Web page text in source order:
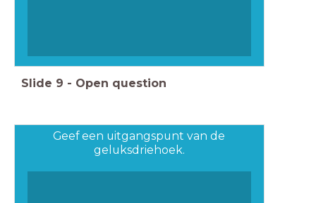
Slide 9 - Open question
Geef een uitgangspunt van de
geluksdriehoek.